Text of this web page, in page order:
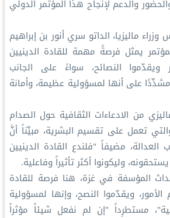
والدعم لإنجاح هذا المؤتمر الدولي
ماليزيا، الداتو سري أنور بن إبراهيم
يمثل فرصةً مهمة للقادة الدينيين
ويقدّموا النصائح، سواءً على الجانب
مشدِّدًا على أنها لمسؤولية عظيمة، وأمانة
من الادعاءات الثقافية حول الصدام
تعمل على تقسيم البشرية، مبيِّناً أنَّ
مضيفاً "فلندع القادة الدينيين
وليكونوا أكثر تأثيراً وفاعلية.
المؤسفة في غزة، هنا فرصة للقادة
الأمور، ويقدّموا النصح، وإنها لمسؤولية
مستطرِداً "إن لم نفعل شيئاً مؤثراً